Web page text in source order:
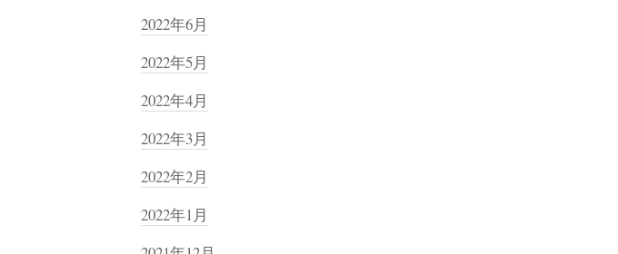
2022年6月
2022年5月
2022年4月
2022年3月
2022年2月
2022年1月